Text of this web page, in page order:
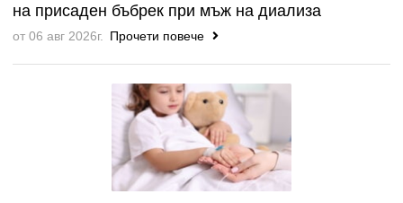
на присаден бъбрек при мъж на диализа
от 06 авг 2026г. Прочети повече